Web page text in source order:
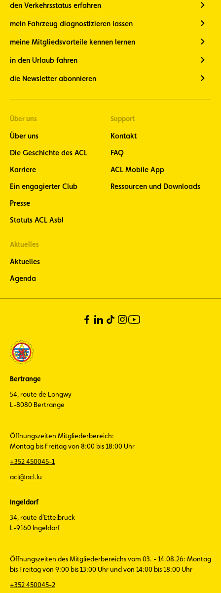
den Verkehrsstatus erfahren
mein Fahrzeug diagnostizieren lassen
meine Mitgliedsvorteile kennen lernen
in den Urlaub fahren
die Newsletter abonnieren
Über uns
Über uns
Die Geschichte des ACL
Karriere
Ein engagierter Club
Presse
Statuts ACL Asbl
Support
Kontakt
FAQ
ACL Mobile App
Ressourcen und Downloads
Aktuelles
Aktuelles
Agenda
Bertrange
54, route de Longwy
L-8080 Bertrange
Öffnungszeiten Mitgliederbereich:
Montag bis Freitag von 8:00 bis 18:00 Uhr
+352 450045-1
acl@acl.lu
Ingeldorf
34, route d'Ettelbruck
L-9160 Ingeldorf
Öffnungszeiten des Mitgliederbereichs vom 03. - 14.08.26: Montag
bis Freitag von 9:00 bis 13:00 Uhr und von 14:00 bis 18:00 Uhr
+352 450045-2